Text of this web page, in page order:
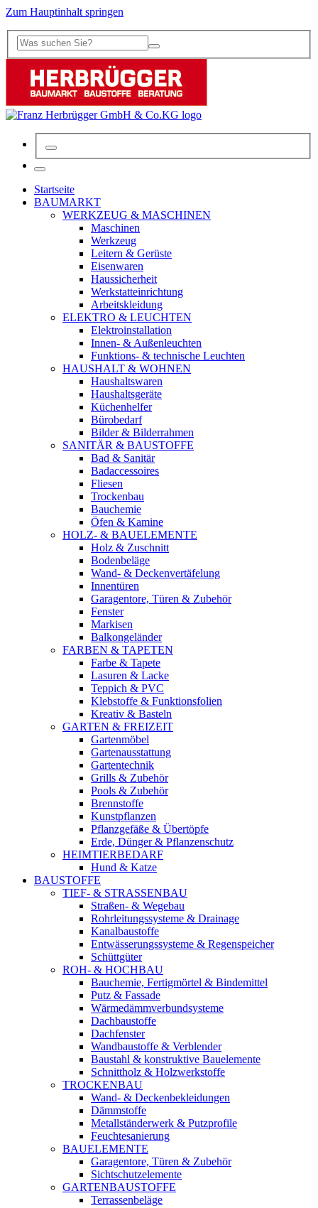
Zum Hauptinhalt springen
Startseite
BAUMARKT
WERKZEUG & MASCHINEN
Maschinen
Werkzeug
Leitern & Gerüste
Eisenwaren
Haussicherheit
Werkstatteinrichtung
Arbeitskleidung
ELEKTRO & LEUCHTEN
Elektroinstallation
Innen- & Außenleuchten
Funktions- & technische Leuchten
HAUSHALT & WOHNEN
Haushaltswaren
Haushaltsgeräte
Küchenhelfer
Bürobedarf
Bilder & Bilderrahmen
SANITÄR & BAUSTOFFE
Bad & Sanitär
Badaccessoires
Fliesen
Trockenbau
Bauchemie
Öfen & Kamine
HOLZ- & BAUELEMENTE
Holz & Zuschnitt
Bodenbeläge
Wand- & Deckenvertäfelung
Innentüren
Garagentore, Türen & Zubehör
Fenster
Markisen
Balkongeländer
FARBEN & TAPETEN
Farbe & Tapete
Lasuren & Lacke
Teppich & PVC
Klebstoffe & Funktionsfolien
Kreativ & Basteln
GARTEN & FREIZEIT
Gartenmöbel
Gartenausstattung
Gartentechnik
Grills & Zubehör
Pools & Zubehör
Brennstoffe
Kunstpflanzen
Pflanzgefäße & Übertöpfe
Erde, Dünger & Pflanzenschutz
HEIMTIERBEDARF
Hund & Katze
BAUSTOFFE
TIEF- & STRASSENBAU
Straßen- & Wegebau
Rohrleitungssysteme & Drainage
Kanalbaustoffe
Entwässerungssysteme & Regenspeicher
Schüttgüter
ROH- & HOCHBAU
Bauchemie, Fertigmörtel & Bindemittel
Putz & Fassade
Wärmedämmverbundsysteme
Dachbaustoffe
Dachfenster
Wandbaustoffe & Verblender
Baustahl & konstruktive Bauelemente
Schnittholz & Holzwerkstoffe
TROCKENBAU
Wand- & Deckenbekleidungen
Dämmstoffe
Metallständerwerk & Putzprofile
Feuchtesanierung
BAUELEMENTE
Garagentore, Türen & Zubehör
Sichtschutzelemente
GARTENBAUSTOFFE
Terrassenbeläge